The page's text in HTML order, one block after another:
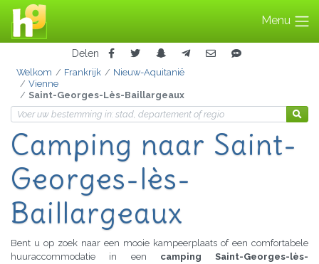
Menu
Delen
Welkom Frankrijk
Nieuw-Aquitanië
Vienne
Saint-Georges-Lès-Baillargeaux
Camping naar Saint-
Georges-lès-
Baillargeaux
Bent u op zoek naar een mooie kampeerplaats of een comfortabele
huuraccommodatie in een camping Saint-Georges-lès-